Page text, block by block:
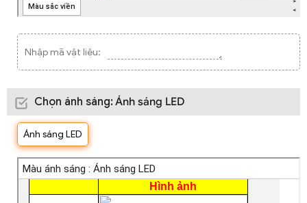
Nhập mã vật liệu:
Chọn ánh sáng: Ánh sáng LED
Ánh sáng LED